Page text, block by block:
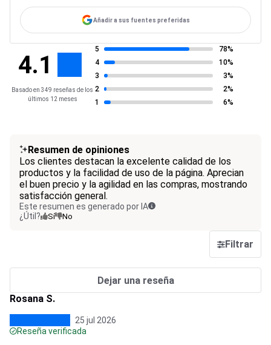
Añadir a sus fuentes preferidas
4.1
Basado en 349 reseñas de los
últimos 12 meses
5
78%
4
10%
3
3%
2
2%
1
6%
Resumen de opiniones
Los clientes destacan la excelente calidad de los
productos y la facilidad de uso de la página. Aprecian
el buen precio y la agilidad en las compras, mostrando
satisfacción general.
Este resumen es generado por IA
¿Útil?
Sí No
Filtrar
Dejar una reseña
Rosana S.
25 jul 2026
Reseña verificada